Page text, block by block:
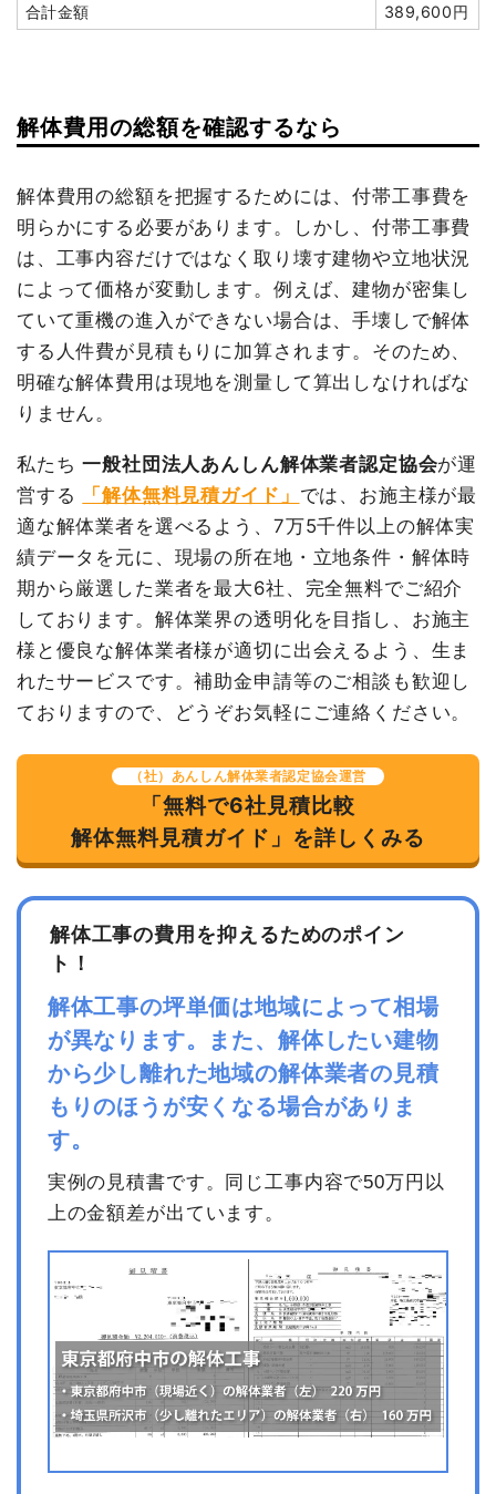
諸経費
385,974円
消費税
269,000円
円
小計
2,950,000
合計金額
円
建物の種類/構造 鉄骨造工場2階建て
坪数 71坪
建物解体費用 166万4,720円
品名 数量 単価
金額
鉄骨造工場71坪2階建て
71坪 23,447円
1,664,720円
養生費
0
0円
諸経費
0円
値引き
0円
小計
1,664,720円
合計金額 389,600円
解体費用の総額を確認するなら
解体費用の総額を把握するためには、付帯工事費を
明らかにする必要があります。しかし、付帯工事費
は、工事内容だけではなく取り壊す建物や立地状況
によって価格が変動します。例えば、建物が密集し
ていて重機の進入ができない場合は、手壊しで解体
する人件費が見積もりに加算されます。そのため、
明確な解体費用は現地を測量して算出しなければな
りません。
私たち一般社団法人あんしん解体業者認定協会が運
営する
「解体無料見積ガイド」 では、お施主様が最
適な解体業者を選べるよう、7万5千件以上の解体実
績データを元に、現場の所在地・立地条件・解体時
期から厳選した業者を最大6社、完全無料でご紹介
しております。解体業界の透明化を目指し、お施主
様と優良な解体業者様が適切に出会えるよう、生ま
れたサービスです。補助金申請等のご相談も歓迎し
ておりますので、どうぞお気軽にご連絡ください。
（社）あんしん解体業者認定協会運営
「無料で6社見積比較
解体無料見積ガイド」を詳しくみる
解体工事の費用を抑えるためのポイン
ト！
解体工事の坪単価は地域によって相場
が異なります。また、解体したい建物
から少し離れた地域の解体業者の見積
もりのほうが安くなる場合がありま
す。
実例の見積書です。同じ工事内容で50万円以
上の金額差が出ています。